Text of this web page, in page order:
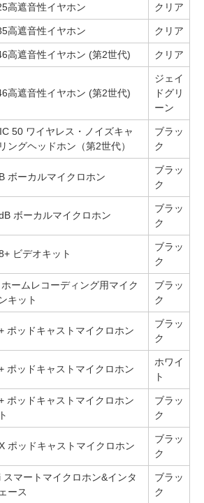
高遮音性イヤホン クリア
高遮音性イヤホン クリア
高遮音性イヤホン (第2世代) クリア
高遮音性イヤホン (第2世代)
ジェイ
ドグリ
ーン
50 ワイヤレス・ノイズキャ
ングヘッドホン（第2世代）
ブラッ
ク
ボーカルマイクロホン
ブラッ
ク
ボーカルマイクロホン
ブラッ
ク
ビデオキット
ブラッ
ク
ームレコーディング用マイク
キット
ブラッ
ク
ポッドキャストマイクロホン
ブラッ
ク
ポッドキャストマイクロホン
ホワイ
ト
ポッドキャストマイクロホン
ブラッ
ク
ポッドキャストマイクロホン
ブラッ
ク
スマートマイクロホン&インタ
ース
ブラッ
ク